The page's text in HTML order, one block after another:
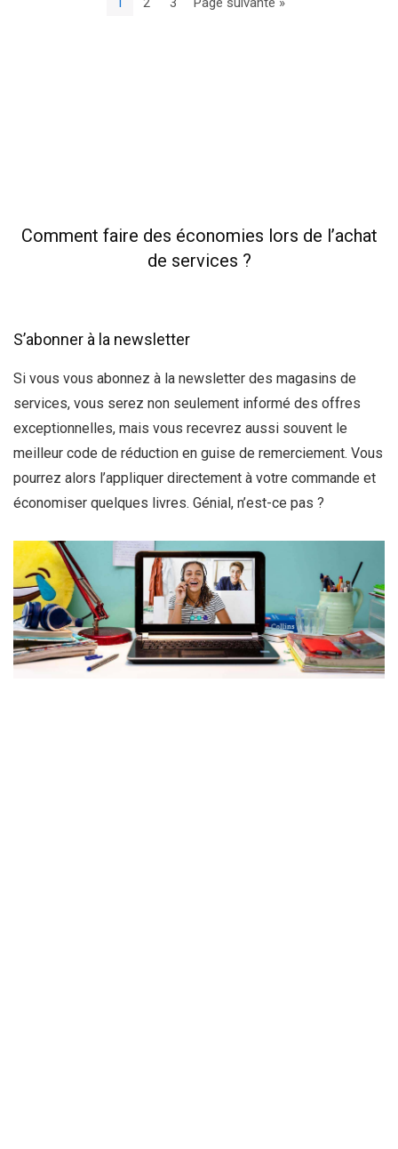
Comment faire des économies lors de l’achat
de services ?
S’abonner à la newsletter
Si vous vous abonnez à la newsletter des magasins de
services, vous serez non seulement informé des offres
exceptionnelles, mais vous recevrez aussi souvent le
meilleur code de réduction en guise de remerciement. Vous
pourrez alors l’appliquer directement à votre commande et
économiser quelques livres. Génial, n’est-ce pas ?